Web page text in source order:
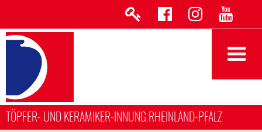
TÖPFER- UND KERAMIKER-INNUNG RHEINLAND-PFALZ